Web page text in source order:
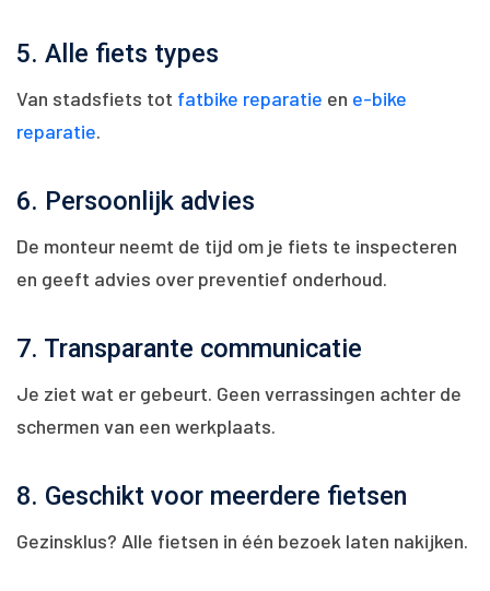
5. Alle fiets types
Van stadsfiets tot fatbike reparatie en e-bike
reparatie.
6. Persoonlijk advies
De monteur neemt de tijd om je fiets te inspecteren
en geeft advies over preventief onderhoud.
7. Transparante communicatie
Je ziet wat er gebeurt. Geen verrassingen achter de
schermen van een werkplaats.
8. Geschikt voor meerdere fietsen
Gezinsklus? Alle fietsen in één bezoek laten nakijken.